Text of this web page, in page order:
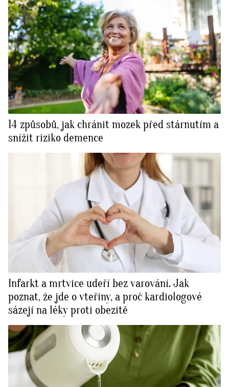
14 způsobů, jak chránit mozek před stárnutím a
snížit riziko demence
Infarkt a mrtvice udeří bez varování. Jak
poznat, že jde o vteřiny, a proč kardiologové
sázejí na léky proti obezitě